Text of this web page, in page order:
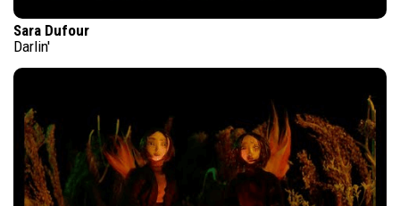
Sara Dufour
Darlin'